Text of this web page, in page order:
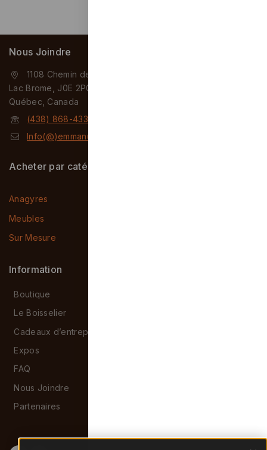
Nous Joindre
1108 Chemin de Knowlton
Lac Brome, J0E 2P0
Québec, Canada
(438) 868-4331
Info(@)emmanuelpeluchon.com
Acheter par catégories
Anagyres
Meubles
Sur Mesure
Information
Boutique
Le Boisselier
Cadeaux d’entreprise
Expos
FAQ
Nous Joindre
Partenaires